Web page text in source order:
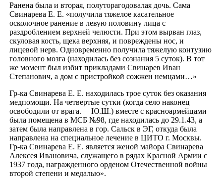
Ранена была и вторая, полуторагодовалая дочь. Сама
Свинарева Е. Е. «получила тяжелое касательное
осколочное ранение в левую половину лица с
раздроблением верхней челюсти. При этом вырван глаз,
скуловая кость, щека верхняя, и повреждены нос, и
лицевой нерв. Одновременно получила тяжелую контузию
головного мозга (находилась без сознания 5 суток). В тот
же момент был избит прикладами Свинарев Иван
Степанович, а дом с пристройкой сожжен немцами…»
Гр-ка Свинарева Е. Е. находилась трое суток без оказания
медпомощи. На четвертые сутки (когда село наконец
освободили от врага.— Ю.Ш.) вместе с красноармейцами
была помещена в МСБ №98, где находилась до 29.1.43, а
затем была направлена в гор. Сальск в ЭГ, откуда была
направлена на специальное лечение в ЦИТО г. Москвы.
Гр-ка Свинарева Е. Е. является женой майора Свинарева
Алексея Ивановича, служащего в рядах Красной Армии с
1937 года, награжденного орденом Отечественной войны
второй степени и медалью».